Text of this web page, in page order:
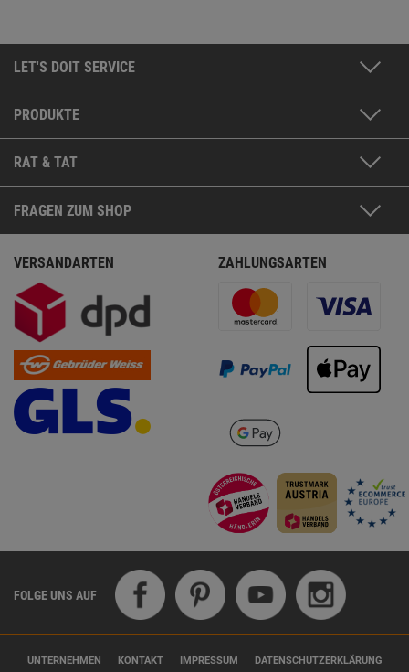
LET'S DOIT SERVICE
PRODUKTE
RAT & TAT
FRAGEN ZUM SHOP
VERSANDARTEN ZAHLUNGSARTEN
FOLGE UNS AUF
UNTERNEHMEN KONTAKT IMPRESSUM DATENSCHUTZERKLÄRUNG